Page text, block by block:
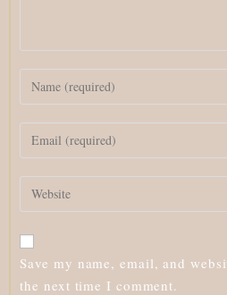
name
or
username
to
comment
email
address
to
comment
URL
(optional)
Save my name, email, and
the next time I comment.